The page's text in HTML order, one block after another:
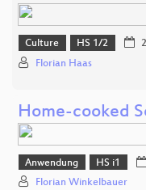
Culture HS 1/2
Florian Haas
Home-cooked
Anwendung HS i1
Florian Winkelbauer